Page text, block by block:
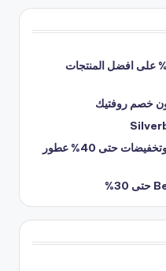
كود خصم متجر ماهر تخفيضات 40% على افضل المنتجات
كود خصم قراس للعطور Grasse وتخفيضات حتى 40% عطور